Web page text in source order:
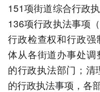
151项街道综合行政
136项行政执法事项
行政检查权和行政
体从各街道办事处
的行政执法部门；
的行政执法事项，各